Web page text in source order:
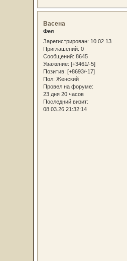
Васена
Фея
Зарегистрирован: 10.02.13
Приглашений: 0
Сообщений: 8645
Уважение: [+3461/-5]
Позитив: [+8693/-17]
Пол: Женский
Провел на форуме:
23 дня 20 часов
Последний визит:
08.03.26 21:32:14